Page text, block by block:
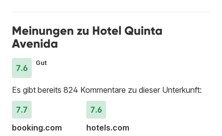
Meinungen zu Hotel Quinta
Avenida
7.6
Gut
Es gibt bereits 824 Kommentare zu dieser Unterkunft:
7.7
booking.com
7.6
hotels.com